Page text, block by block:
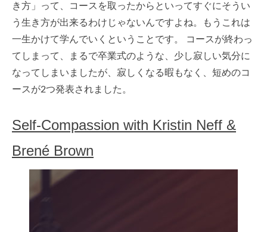
き方」って、コースを取ったからといってすぐにそうい
う生き方が出来るわけじゃないんですよね。もうこれは
一生かけて学んでいくということです。 コースが終わっ
てしまって、まるで卒業式のような、少し寂しい気分に
なってしまいましたが、寂しくなる暇もなく、短めのコ
ースが2つ発表されました。
Self-Compassion with Kristin Neff &
Brené Brown